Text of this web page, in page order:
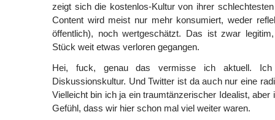
zeigt sich die kostenlos-Kultur von ihrer
Content wird meist nur mehr konsumiert, weder
öffentlich), noch wertgeschätzt. Das ist zwar
Stück weit etwas verloren gegangen.
Hei, fuck, genau das vermisse ich aktuell.
Diskussionskultur. Und Twitter ist da auch nur eine
Vielleicht bin ich ja ein traumtänzerischer Idealist, aber
Gefühl, dass wir hier schon mal viel weiter waren.